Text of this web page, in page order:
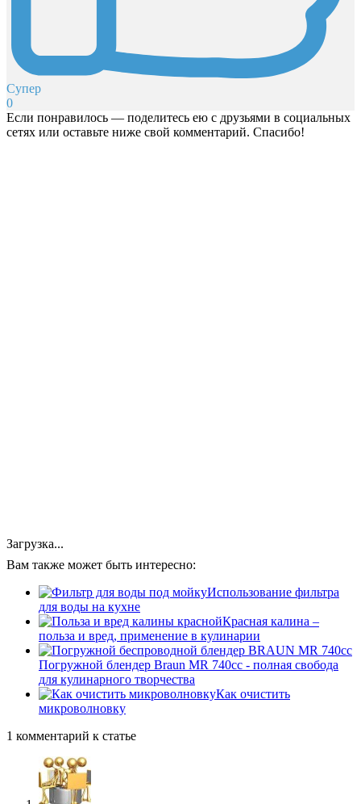
Супер
0
Если понравилось — поделитесь ею с друзьями в социальных
сетях или оставьте ниже свой комментарий. Спасибо!
Загрузка...
Вам также может быть интересно:
Использование фильтра
для воды на кухне
Красная калина –
польза и вред, применение в кулинарии
Погружной блендер Braun MR 740cc - полная свобода
для кулинарного творчества
Как очистить
микроволновку
1 комментарий к статье